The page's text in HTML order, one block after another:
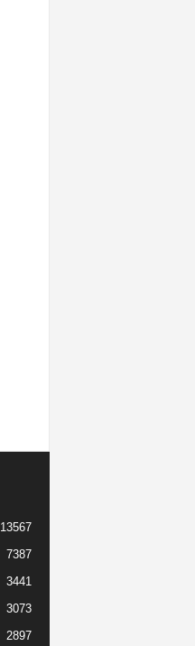
13567
7387
3441
3073
2897